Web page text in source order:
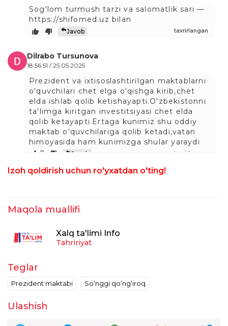
Sog'lom turmush tarzi va salomatlik sari —
https://shifomed.uz bilan
taxrirlangan
Javob
Dilrabo Tursunova
18:56:51 / 25.05.2025
Prezident va ixtisoslashtirilgan maktablarni
o'quvchilari chet elga o'qishga kirib,chet
elda ishlab qolib ketishayapti.O'zbekistonni
ta'limga kiritgan investitsiyasi chet elda
qolib ketayapti.Ertaga kunimiz shu oddiy
maktab o'quvchilariga qolib ketadi,vatan
himoyasida ham kunimizga shular yaraydi
taxrirlangan
2 Javob
Nahotki, tabaqalanish borligini endi
sezayotgan bo'lsangiz ?! Nahotki, qonun va
qilayotgan bo'lsangiz?! Kulgim kelyapdi.
Yoki hazillashyapsizlarmi?! Bilmagandik deb
hoshiyasidagi bitiklari" da bitib qo'yganku:"
boyning bo'ladi jinoyat qilsa-sho'xlik " deb.
Izoh qoldirish uchun ro'yxatdan o'ting!
Maqola muallifi
Xalq ta'limi Info
Tahririyat
Teglar
Prezident maktabi Soʻnggi qoʻngʻiroq
Ulashish